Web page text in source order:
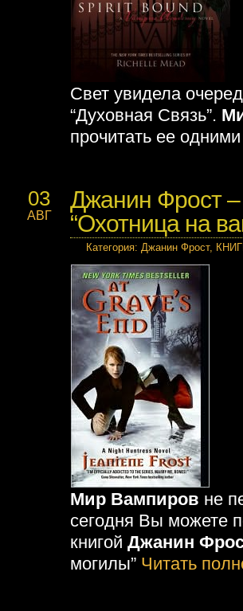
Свет увидела
“Духовная Связь”.
прочитать ее
03
АВГ
Джанин Фрост –
“Охотница на
Категория: Джанин Фрост,
Мир Вампиров не
сегодня Вы можете
книгой Джанин
могилы” Читать